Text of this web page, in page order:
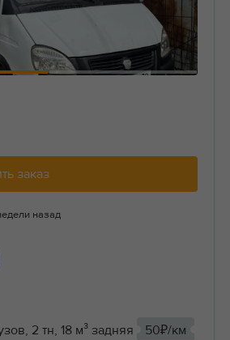
заказ
назад
2 тн, 18 м³ задняя
50₽/км